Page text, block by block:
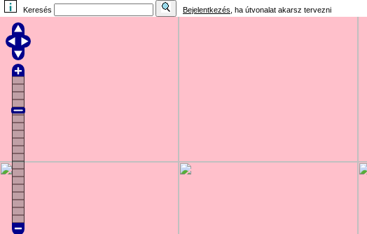
Keresés Bejelentkezés , ha útvonalat akarsz tervezni